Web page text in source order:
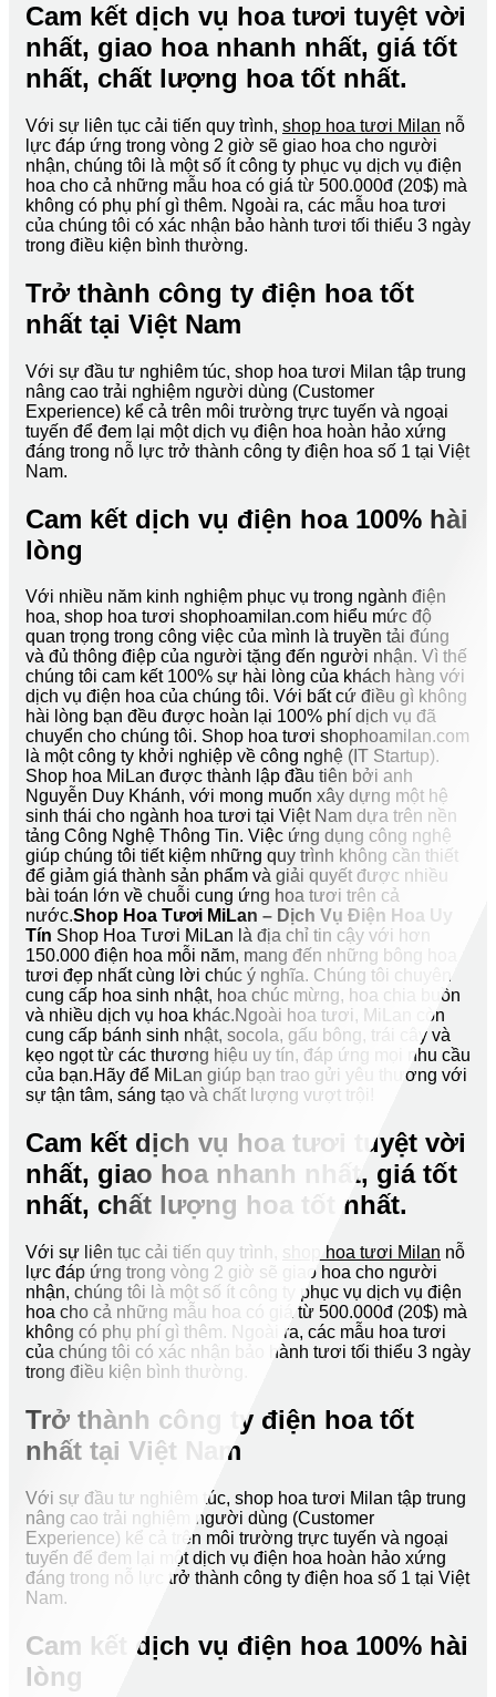
Cam kết dịch vụ hoa tươi tuyệt vời
nhất, giao hoa nhanh nhất, giá tốt
nhất, chất lượng hoa tốt nhất.
Với sự liên tục cải tiến quy trình, shop hoa tươi Milan nỗ
lực đáp ứng trong vòng 2 giờ sẽ giao hoa cho người
nhận, chúng tôi là một số ít công ty phục vụ dịch vụ điện
hoa cho cả những mẫu hoa có giá từ 500.000đ (20$) mà
không có phụ phí gì thêm. Ngoài ra, các mẫu hoa tươi
của chúng tôi có xác nhận bảo hành tươi tối thiểu 3 ngày
trong điều kiện bình thường.
Trở thành công ty điện hoa tốt
nhất tại Việt Nam
Với sự đầu tư nghiêm túc, shop hoa tươi Milan tập trung
nâng cao trải nghiệm người dùng (Customer
Experience) kể cả trên môi trường trực tuyến và ngoại
tuyến để đem lại một dịch vụ điện hoa hoàn hảo xứng
đáng trong nỗ lực trở thành công ty điện hoa số 1 tại Việt
Nam.
Cam kết dịch vụ điện hoa 100% hài
lòng
Với nhiều năm kinh nghiệm phục vụ trong ngành điện
hoa, shop hoa tươi shophoamilan.com hiểu mức độ
quan trọng trong công việc của mình là truyền tải đúng
và đủ thông điệp của người tặng đến người nhận. Vì thế
chúng tôi cam kết 100% sự hài lòng của khách hàng với
dịch vụ điện hoa của chúng tôi. Với bất cứ điều gì không
hài lòng bạn đều được hoàn lại 100% phí dịch vụ đã
chuyển cho chúng tôi. Shop hoa tươi shophoamilan.com
là một công ty khởi nghiệp về công nghệ (IT Startup).
Shop hoa MiLan được thành lập đầu tiên bởi anh
Nguyễn Duy Khánh, với mong muốn xây dựng một hệ
sinh thái cho ngành hoa tươi tại Việt Nam dựa trên nền
tảng Công Nghệ Thông Tin. Việc ứng dụng công nghệ
giúp chúng tôi tiết kiệm những quy trình không cần thiết
để giảm giá thành sản phẩm và giải quyết được nhiều
bài toán lớn về chuỗi cung ứng hoa tươi trên cả
nước.Shop Hoa Tươi MiLan – Dịch Vụ Điện Hoa Uy
Tín Shop Hoa Tươi MiLan là địa chỉ tin cậy với hơn
150.000 điện hoa mỗi năm, mang đến những bông hoa
tươi đẹp nhất cùng lời chúc ý nghĩa. Chúng tôi chuyên
cung cấp hoa sinh nhật, hoa chúc mừng, hoa chia buồn
và nhiều dịch vụ hoa khác.Ngoài hoa tươi, MiLan còn
cung cấp bánh sinh nhật, socola, gấu bông, trái cây và
kẹo ngọt từ các thương hiệu uy tín, đáp ứng mọi nhu cầu
của bạn.Hãy để MiLan giúp bạn trao gửi yêu thương với
sự tận tâm, sáng tạo và chất lượng vượt trội!
Cam kết dịch vụ hoa tươi tuyệt vời
nhất, giao hoa nhanh nhất, giá tốt
nhất, chất lượng hoa tốt nhất.
Với sự liên tục cải tiến quy trình, shop hoa tươi Milan nỗ
lực đáp ứng trong vòng 2 giờ sẽ giao hoa cho người
nhận, chúng tôi là một số ít công ty phục vụ dịch vụ điện
hoa cho cả những mẫu hoa có giá từ 500.000đ (20$) mà
không có phụ phí gì thêm. Ngoài ra, các mẫu hoa tươi
của chúng tôi có xác nhận bảo hành tươi tối thiểu 3 ngày
trong điều kiện bình thường.
Trở thành công ty điện hoa tốt
nhất tại Việt Nam
Với sự đầu tư nghiêm túc, shop hoa tươi Milan tập trung
nâng cao trải nghiệm người dùng (Customer
Experience) kể cả trên môi trường trực tuyến và ngoại
tuyến để đem lại một dịch vụ điện hoa hoàn hảo xứng
đáng trong nỗ lực trở thành công ty điện hoa số 1 tại Việt
Nam.
Cam kết dịch vụ điện hoa 100% hài
lòng